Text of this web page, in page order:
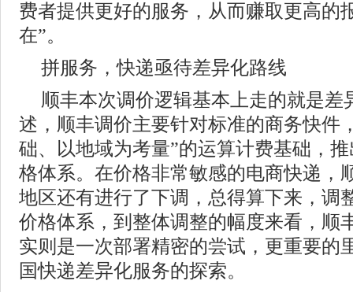
费者提供更好的服务，从而赚取更高的
在”。
拼服务，快递亟待差异化路线
顺丰本次调价逻辑基本上走的就是差
述，顺丰调价主要针对标准的商务快件
础、以地域为考量”的运算计费基础，
格体系。在价格非常敏感的电商快递，
地区还有进行了下调，总得算下来，调
价格体系，到整体调整的幅度来看，顺
实则是一次部署精密的尝试，更重要的
国快递差异化服务的探索。